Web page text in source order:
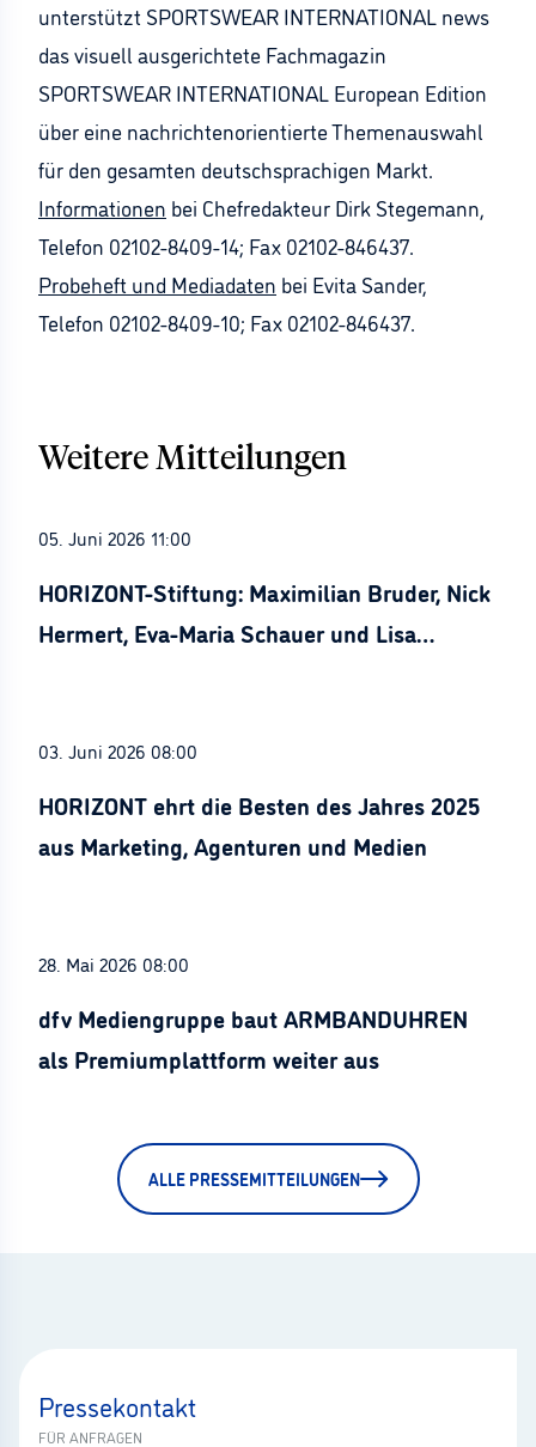
unterstützt SPORTSWEAR INTERNATIONAL news
das visuell ausgerichtete Fachmagazin
SPORTSWEAR INTERNATIONAL European Edition
über eine nachrichtenorientierte Themenauswahl
für den gesamten deutschsprachigen Markt.
Informationen bei Chefredakteur Dirk Stegemann,
Telefon 02102-8409-14; Fax 02102-846437.
Probeheft und Mediadaten bei Evita Sander,
Telefon 02102-8409-10; Fax 02102-846437.
Weitere Mitteilungen
05. Juni 2026 11:00
HORIZONT-Stiftung: Maximilian Bruder, Nick
Hermert, Eva-Maria Schauer und Lisa
03. Juni 2026 08:00
HORIZONT ehrt die Besten des Jahres 2025
aus Marketing, Agenturen und Medien
28. Mai 2026 08:00
dfv Mediengruppe baut ARMBANDUHREN
als Premiumplattform weiter aus
ALLE PRESSEMITTEILUNGEN
Pressekontakt
FÜR ANFRAGEN